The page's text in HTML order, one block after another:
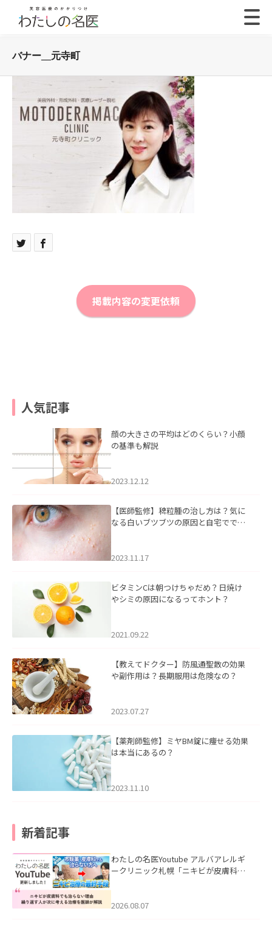
バナー__元寺町
掲載内容の変更依頼
人気記事
顔の大きさの平均はどのくらい？小顔
の基準も解説
2023.12.12
【医師監修】稗粒腫の治し方は？気に
なる白いブツブツの原因と自宅ででき
2023.11.17
ビタミンCは朝つけちゃだめ？日焼け
やシミの原因になるってホント？
2021.09.22
【教えてドクター】防風通聖散の効果
や副作用は？長期服用は危険なの？
2023.07.27
【薬剤師監修】ミヤBM錠に痩せる効果
は本当にあるの？
2023.11.10
新着記事
わたしの名医Youtube アルバアレルギ
ークリニック札幌「ニキビが皮膚科で
ました。
2026.08.07